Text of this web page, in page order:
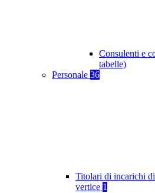
Consulenti e
tabelle)
Personale 36
Titolari di incarichi
vertice 1